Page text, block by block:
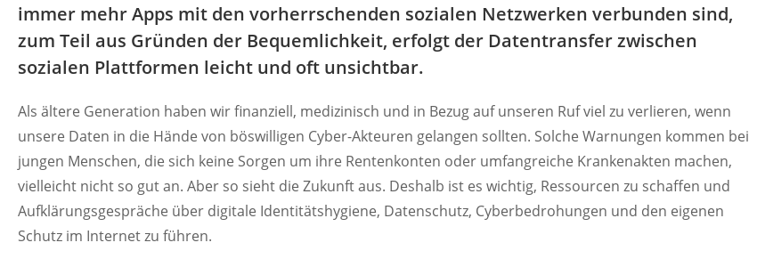
immer mehr Apps mit den vorherrschenden sozialen Netzwerken verbunden sind,
zum Teil aus Gründen der Bequemlichkeit, erfolgt der Datentransfer zwischen
sozialen Plattformen leicht und oft unsichtbar.
Als ältere Generation haben wir finanziell, medizinisch und in Bezug auf unseren Ruf viel zu verlieren, wenn
unsere Daten in die Hände von böswilligen Cyber-Akteuren gelangen sollten. Solche Warnungen kommen bei
jungen Menschen, die sich keine Sorgen um ihre Rentenkonten oder umfangreiche Krankenakten machen,
vielleicht nicht so gut an. Aber so sieht die Zukunft aus. Deshalb ist es wichtig, Ressourcen zu schaffen und
Aufklärungsgespräche über digitale Identitätshygiene, Datenschutz, Cyberbedrohungen und den eigenen
Schutz im Internet zu führen.